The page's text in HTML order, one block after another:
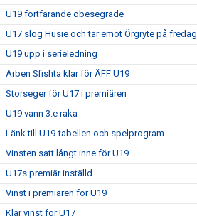
U19 fortfarande obesegrade
U17 slog Husie och tar emot Örgryte på fredag
U19 upp i serieledning
Arben Sfishta klar för ÄFF U19
Storseger för U17 i premiären
U19 vann 3:e raka
Länk till U19-tabellen och spelprogram.
Vinsten satt långt inne för U19
U17s premiär inställd
Vinst i premiären för U19
Klar vinst för U17